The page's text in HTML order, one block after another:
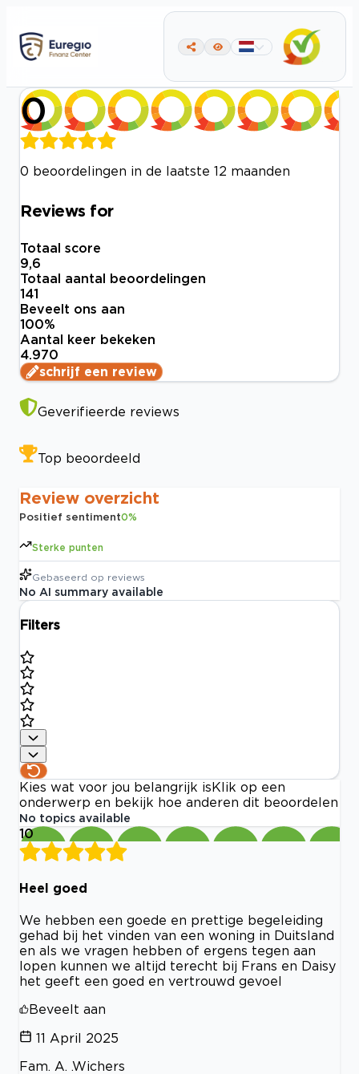
0
0 beoordelingen in de laatste 12 maanden
Reviews for
Totaal score
9,6
Totaal aantal beoordelingen
141
Beveelt ons aan
100%
Aantal keer bekeken
4.970
schrijf een review
Geverifieerde reviews
Top beoordeeld
Review overzicht
Positief sentiment0%
Sterke punten
Gebaseerd op reviews
No AI summary available
Filters
Kies wat voor jou belangrijk is Klik op een
onderwerp en bekijk hoe anderen dit beoordelen
No topics available
10
Heel goed
We hebben een goede en prettige begeleiding
gehad bij het vinden van een woning in Duitsland
en als we vragen hebben of ergens tegen aan
lopen kunnen we altijd terecht bij Frans en Daisy
het geeft een goed en vertrouwd gevoel
Beveelt aan
11 April 2025
Fam. A. .Wichers